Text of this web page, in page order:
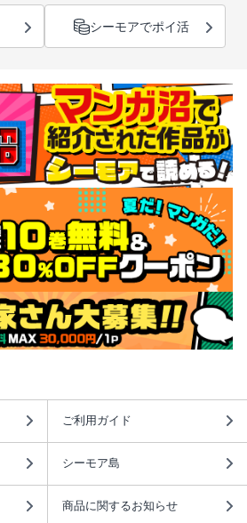
シーモアでポイ活
ご利用ガイド
シーモア島
商品に関するお知らせ